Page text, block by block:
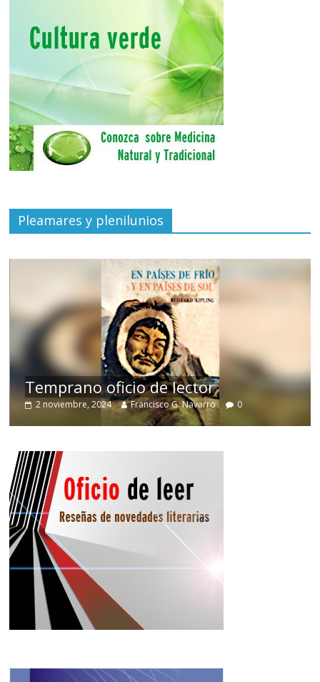
Pleamares y plenilunios
Temprano oficio de lector
2 noviembre, 2024 Francisco G. Navarro 0